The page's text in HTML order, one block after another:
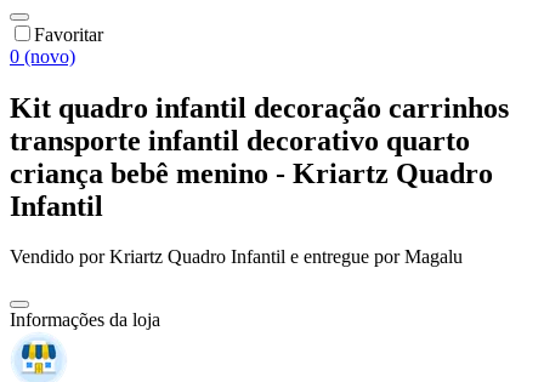
Favoritar
0 (novo)
Kit quadro infantil decoração carrinhos
transporte infantil decorativo quarto
criança bebê menino - Kriartz Quadro
Infantil
Vendido porKriartz Quadro Infantil e entregue por Magalu
Informações da loja